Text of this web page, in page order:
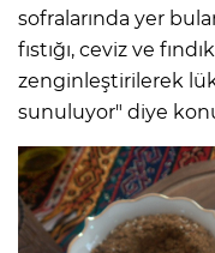
sofralarında yer
fıstığı, ceviz ve
zenginleştirilerek
sunuluyor" diye